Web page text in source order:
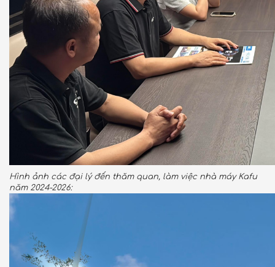
Hình ảnh các đại lý đến thăm quan, làm việc nhà máy Kafu
năm 2024-2026: